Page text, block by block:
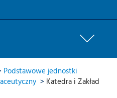
Podstawowe jednostki
> Katedra i Zakład